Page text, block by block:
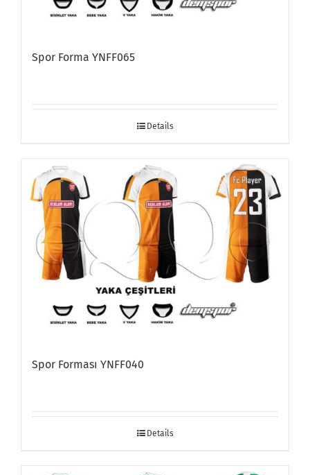
Spor Forma YNFF065
Details
Spor Forması YNFF040
Details